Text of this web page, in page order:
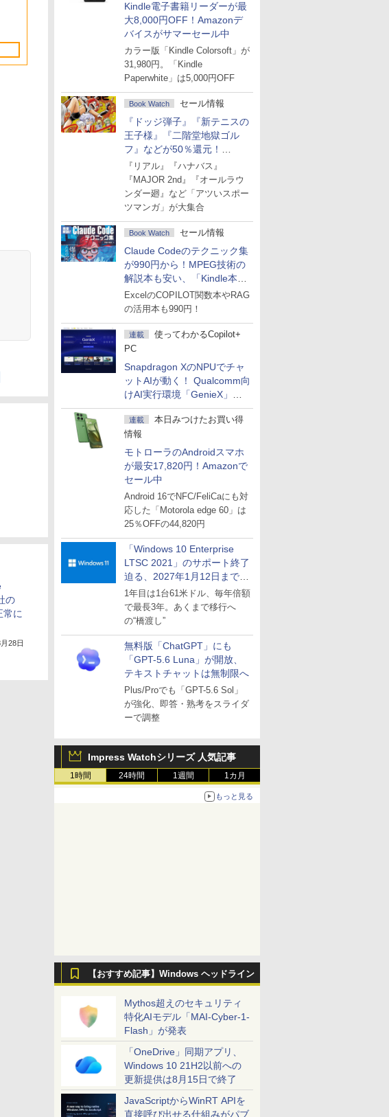
Kindle電子書籍リーダーが最
大8,000円OFF！Amazonデ
バイスがサマーセール中
カラー版「Kindle Colorsoft」が
31,980円。「Kindle
Paperwhite」は5,000円OFF
Book Watch セール情報
『ドッジ弾子』『新テニスの
王子様』『二階堂地獄ゴル
フ』などが50％還元！
Amazonマンガ週末セール
『リアル』『ハナバス』
『MAJOR 2nd』『オールラウ
ンダー廻』など「アツいスポー
ツマンガ」が大集合
Book Watch セール情報
Claude Codeのテクニック集
が990円から！MPEG技術の
解説本も安い、「Kindle本サ
マーセール」第2弾開始！
ExcelのCOPILOT関数本やRAG
の活用本も990円！
連載
使ってわかるCopilot+
PC
Snapdragon XのNPUでチャ
ットAIが動く！ Qualcomm向
けAI実行環境「GenieX」を
試してみた
連載
本日みつけたお買い得
情報
モトローラのAndroidスマホ
が最安17,820円！Amazonで
セール中
Android 16でNFC/FeliCaにも対
応した「Motorola edge 60」は
25％OFFの44,820円
「Windows 10 Enterprise
LTSC 2021」のサポート終了
迫る、2027年1月12日まで
～ESUは9月1日から販売
1年目は1台61米ドル、毎年倍額
で最長3年。あくまで移行へ
の“橋渡し”
無料版「ChatGPT」にも
「GPT-5.6 Luna」が開放、
テキストチャットは無制限へ
Plus/Proでも「GPT-5.6 Sol」
が強化、即答・熟考をスライダ
ーで調整
Impress Watchシリーズ 人気記事
1時間 24時間 1週間 1カ月
もっと見る
【おすすめ記事】Windows ヘッドライン
Mythos超えのセキュリティ
特化AIモデル「MAI-Cyber-1-
Flash」が発表
「OneDrive」同期アプリ、
Windows 10 21H2以前への
更新提供は8月15日で終了
JavaScriptからWinRT APIを
直接呼び出せる仕組みがパブ
ュ
、
ミア
の
常に
28日